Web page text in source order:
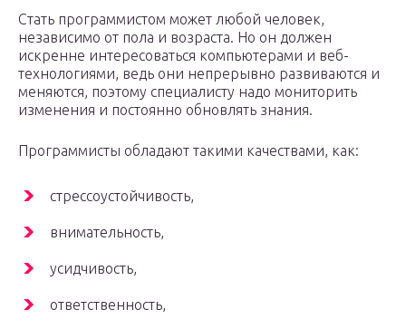
Стать программистом может любой человек,
независимо от пола и возраста. Но он должен
искренне интересоваться компьютерами и веб-
технологиями, ведь они непрерывно развиваются и
меняются, поэтому специалисту надо мониторить
изменения и постоянно обновлять знания.
Программисты обладают такими качествами, как:
стрессоустойчивость,
внимательность,
усидчивость,
ответственность,